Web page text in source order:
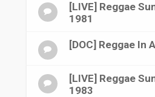
[LIVE] Reggae
1981
[DOC] Reggae In
[LIVE] Reggae
1983